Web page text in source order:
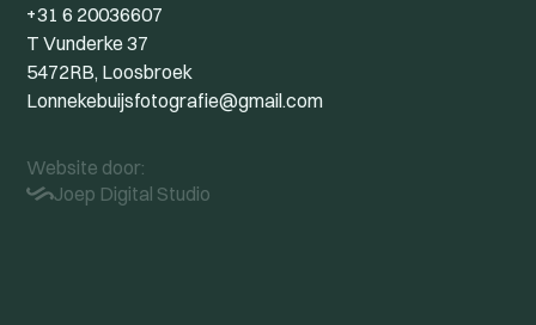
+31 6 20036607
T Vunderke 37
5472RB, Loosbroek
Lonnekebuijsfotografie@gmail.com
Website door:
Joep Digital Studio